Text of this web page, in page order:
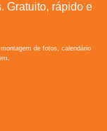
Gratuito, rápido e
de fotos, calendário